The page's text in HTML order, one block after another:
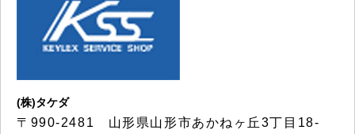
(株)タケダ
〒990-2481 山形県山形市あかねヶ丘3丁目18-